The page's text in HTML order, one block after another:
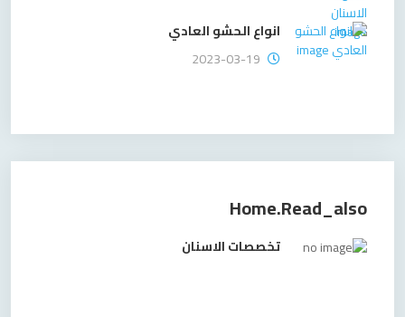
انواع الحشو العادي
2023-03-19
Home.read_also
تخصصات الاسنان